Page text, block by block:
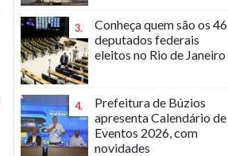
3.
Conheça quem são os 46
deputados federais
eleitos no Rio de Janeiro
4.
Prefeitura de Búzios
apresenta Calendário de
Eventos 2026, com
novidades